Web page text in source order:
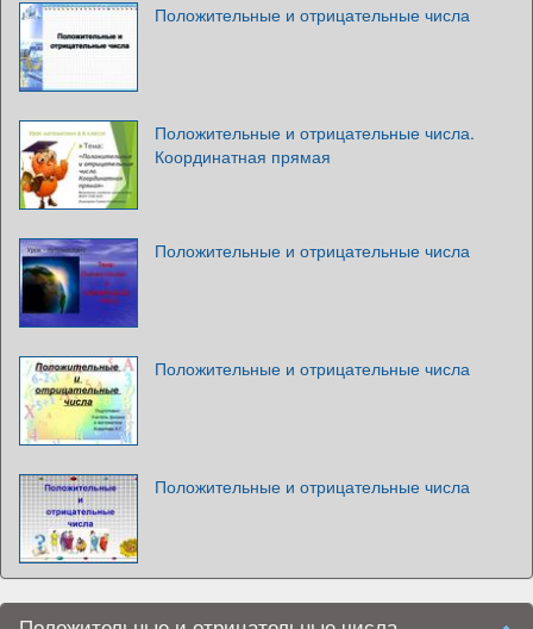
Положительные и отрицательные числа
Положительные и отрицательные числа.
Координатная прямая
Положительные и отрицательные числа
Положительные и отрицательные числа
Положительные и отрицательные числа